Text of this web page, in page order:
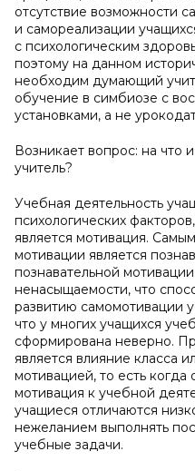
отсутствие возможности
и самореализации
с психологическим
поэтому на данном
необходим думающий
обучение в симбиозе с
установками, а не
Возникает вопрос: на что
учитель?
Учебная деятельность
психологических
является мотивация.
мотивации является
познавательной
ненасыщаемости, что
развитию самомотивации
что у многих учащихся
сформирована неверно.
является влияние класса
мотивацией, то есть когда
мотивация к учебной
учащиеся отличаются
нежеланием выполнять
учебные задачи.